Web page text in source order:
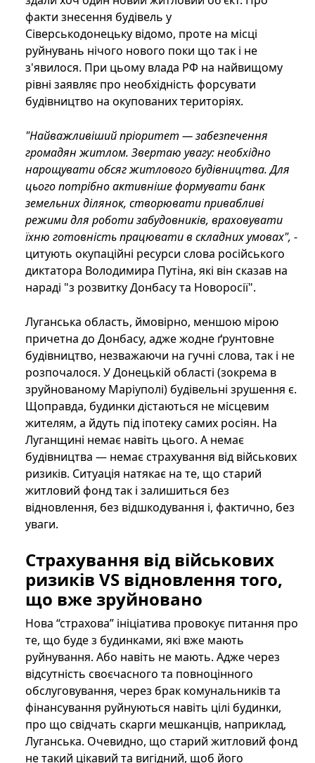
факти знесення будівель у
Сіверськодонецьку відомо, проте на місці
руйнувань нічого нового поки що так і не
з'явилося. При цьому влада РФ на найвищому
рівні заявляє про необхідність форсувати
будівництво на окупованих територіях.
"Найважливіший пріоритет — забезпечення
громадян житлом. Звертаю увагу: необхідно
нарощувати обсяг житлового будівництва. Для
цього потрібно активніше формувати банк
земельних ділянок, створювати привабливі
режими для роботи забудовників, враховувати
їхню готовність працювати в складних умовах", -
цитують окупаційні ресурси слова російського
диктатора Володимира Путіна, які він сказав на
нараді "з розвитку Донбасу та Новоросії".
Луганська область, ймовірно, меншою мірою
причетна до Донбасу, адже жодне ґрунтовне
будівництво, незважаючи на гучні слова, так і не
розпочалося. У Донецькій області (зокрема в
зруйнованому Маріуполі) будівельні зрушення є.
Щоправда, будинки дістаються не місцевим
жителям, а йдуть під іпотеку самих росіян. На
Луганщині немає навіть цього. А немає
будівництва — немає страхування від військових
ризиків. Ситуація натякає на те, що старий
житловий фонд так і залишиться без
відновлення, без відшкодування і, фактично, без
уваги.
Страхування від військових
ризиків VS відновлення того,
що вже зруйновано
Нова “страхова” ініціатива провокує питання про
те, що буде з будинками, які вже мають
руйнування. Або навіть не мають. Адже через
відсутність своєчасного та повноцінного
обслуговування, через брак комунальників та
фінансування руйнуються навіть цілі будинки,
про що свідчать скарги мешканців, наприклад,
Луганська. Очевидно, що старий житловий фонд
не такий цікавий та вигідний, щоб його